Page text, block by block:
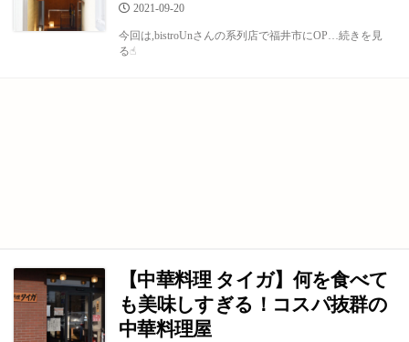
公
日
2021-09-20
今回は,bistroUnさんの系列店で福井市にOP…続きを見
る☝︎
【中華料理 タイガ】何を食べて
も美味しすぎる！コスパ抜群の
中華料理屋